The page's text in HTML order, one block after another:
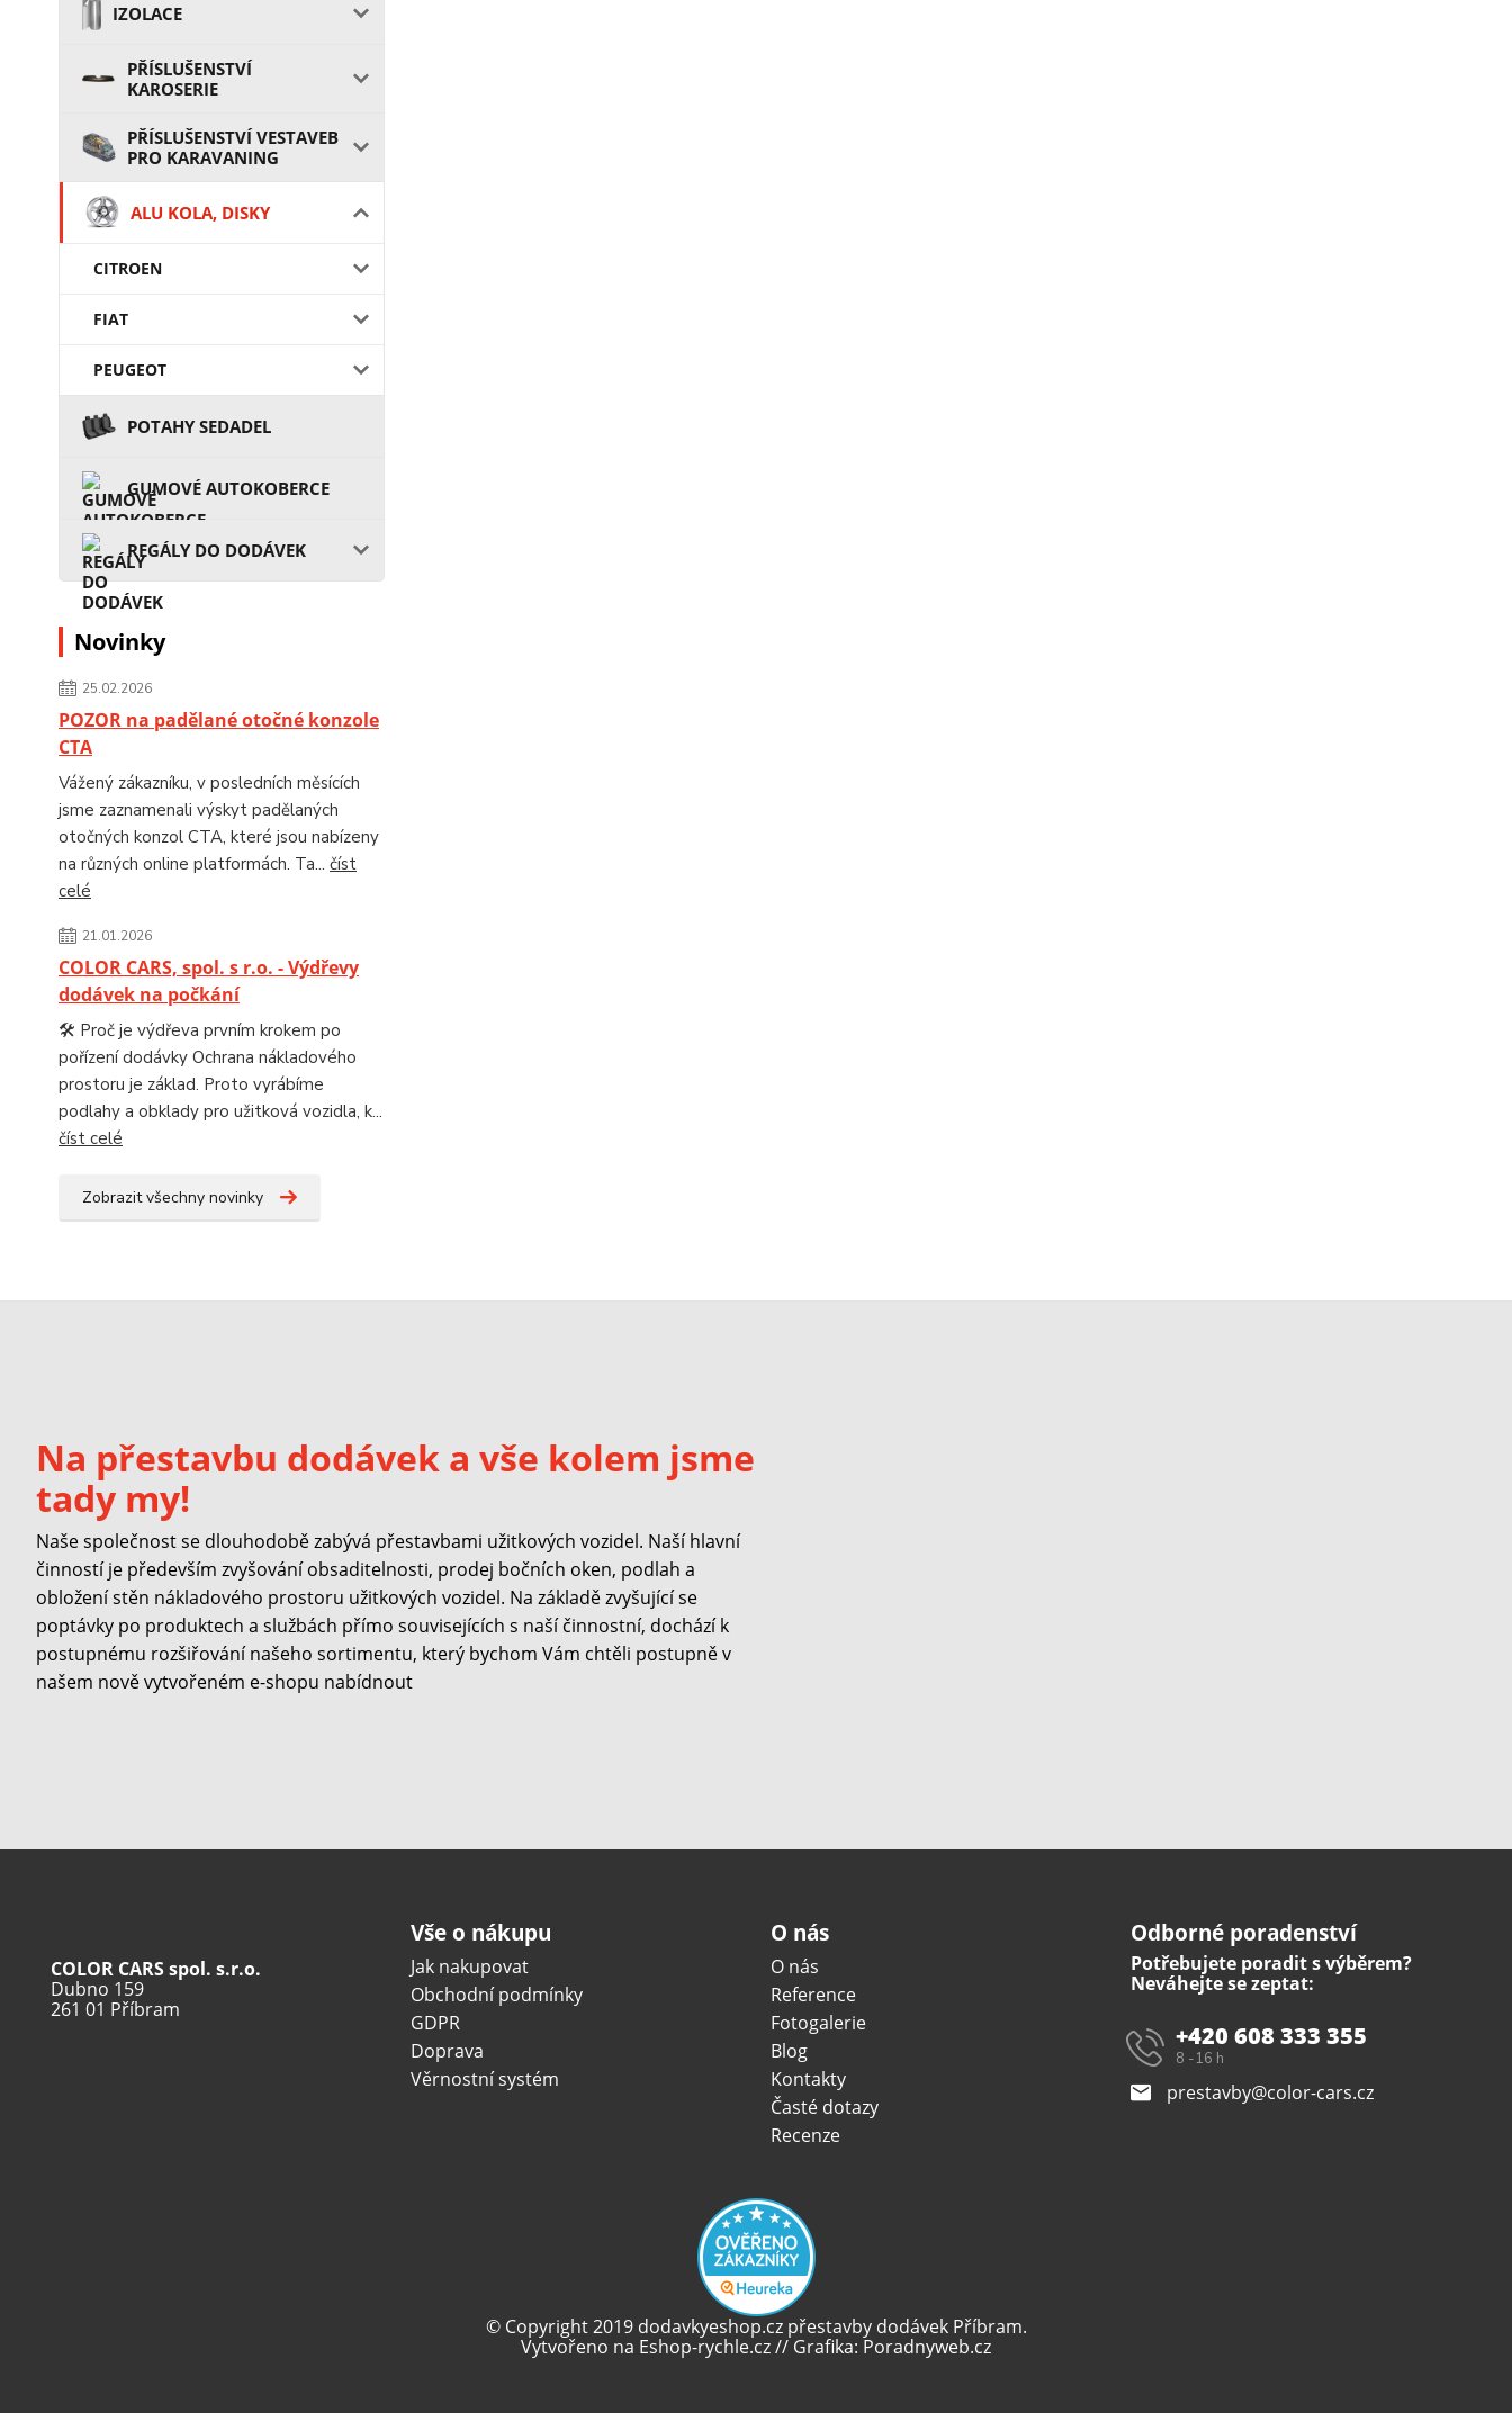
IZOLACE
PŘÍSLUŠENSTVÍ
KAROSERIE
PŘÍSLUŠENSTVÍ VESTAVEB
PRO KARAVANING
ALU KOLA, DISKY
CITROEN
FIAT
PEUGEOT
POTAHY SEDADEL
GUMOVÉ AUTOKOBERCE
REGÁLY DO DODÁVEK
Novinky
25.02.2026
POZOR na padělané otočné konzole
CTA
Vážený zákazníku, v posledních měsících
jsme zaznamenali výskyt padělaných
otočných konzol CTA, které jsou nabízeny
na různých online platformách. Ta... číst
celé
21.01.2026
COLOR CARS, spol. s r.o. - Výdřevy
dodávek na počkání
🛠️ Proč je výdřeva prvním krokem po
pořízení dodávky Ochrana nákladového
prostoru je základ. Proto vyrábíme
podlahy a obklady pro užitková vozidla, k...
číst celé
Zobrazit všechny novinky
Na přestavbu dodávek a vše kolem jsme
tady my!
Naše společnost se dlouhodobě zabývá přestavbami užitkových vozidel. Naší hlavní
činností je především zvyšování obsaditelnosti, prodej bočních oken, podlah a
obložení stěn nákladového prostoru užitkových vozidel. Na základě zvyšující se
poptávky po produktech a službách přímo souvisejících s naší činnostní, dochází k
postupnému rozšiřování našeho sortimentu, který bychom Vám chtěli postupně v
našem nově vytvořeném e-shopu nabídnout
COLOR CARS spol. s.r.o.
Dubno 159
261 01 Příbram
Vše o nákupu
Jak nakupovat
Obchodní podmínky
GDPR
Doprava
Věrnostní systém
O nás
O nás
Reference
Fotogalerie
Blog
Kontakty
Časté dotazy
Recenze
Odborné poradenství
Potřebujete poradit s výběrem?
Neváhejte se zeptat:
+420 608 333 355
8 -16 h
prestavby@color-cars.cz
© Copyright 2019 dodavkyeshop.cz přestavby dodávekPříbram.
Vytvořeno na Eshop-rychle.cz// Grafika: Poradnyweb.cz